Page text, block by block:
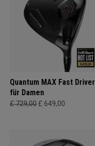
Quantum MAX Fast Driver
für Damen
£ 729,00 £ 649,00